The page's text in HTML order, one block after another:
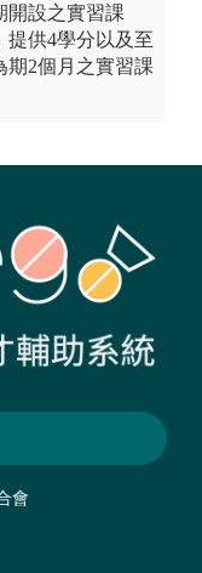
開設之實習課
提供4學分以及至
期2個月之實習課
會